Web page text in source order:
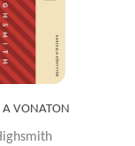
A VONATON